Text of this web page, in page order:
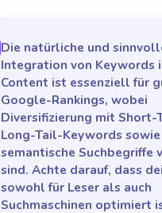
Die natürliche und
Integration von Keywords
Content ist essenziell für
Google-Rankings, wobei
Diversifizierung mit Short-
Long-Tail-Keywords sowie
semantische Suchbegriffe
sind. Achte darauf, dass
sowohl für Leser als auch
Suchmaschinen optimiert